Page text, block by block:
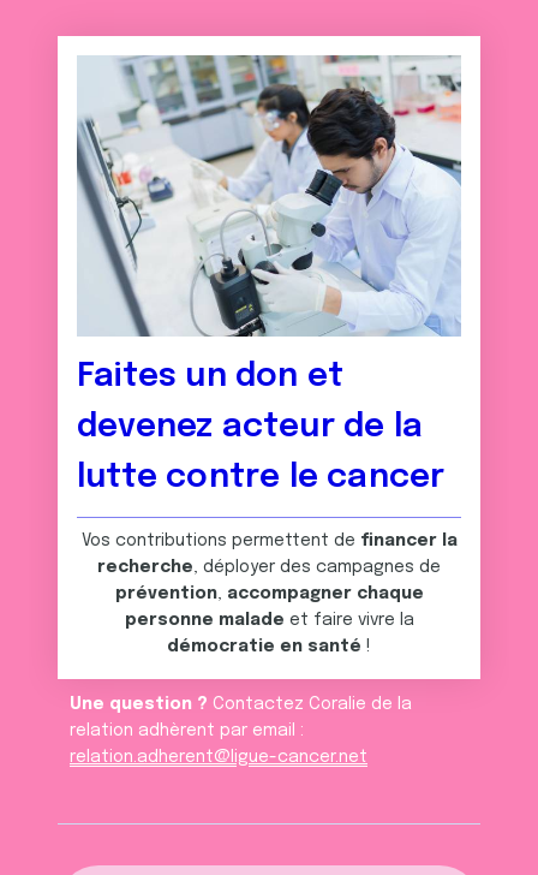
Faites un don et
devenez acteur de la
lutte contre le cancer
Vos contributions permettent de financer la
recherche, déployer des campagnes de
prévention, accompagner chaque
personne malade et faire vivre la
démocratie en santé !
Une question ? Contactez Coralie de la
relation adhèrent par email :
relation.adherent@ligue-cancer.net